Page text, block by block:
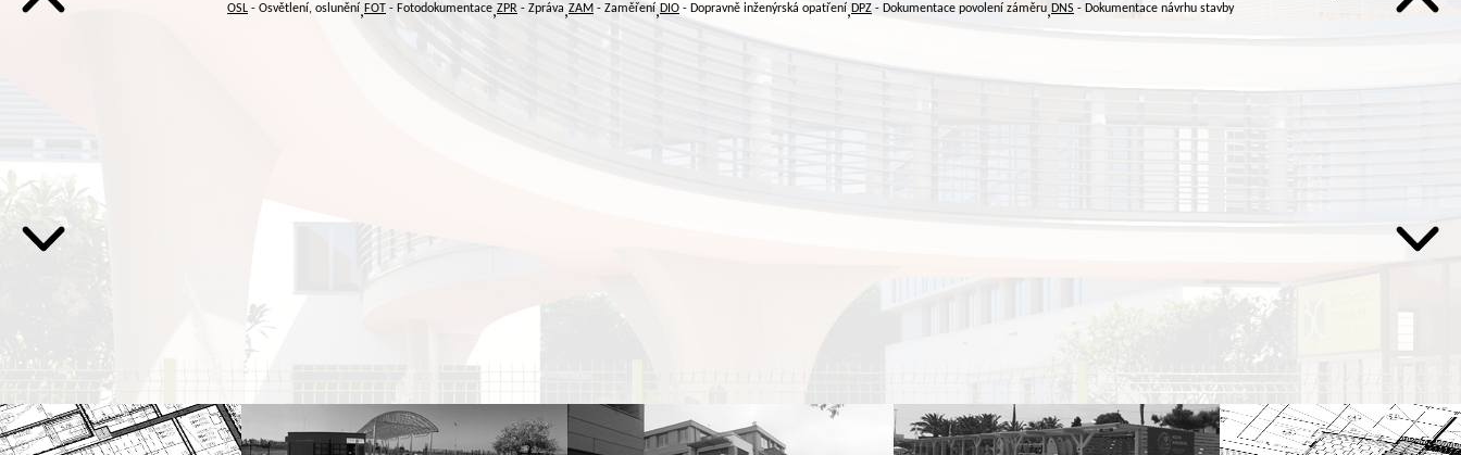
OSL - Osvětlení, oslunění,FOT - Fotodokumentace,ZPR - Zpráva,ZAM - Zaměření, DIO - Dopravně inženýrská opatření, DPZ - Dokumentace povolení záměru, DNS - Dokumentace návrhu stavby